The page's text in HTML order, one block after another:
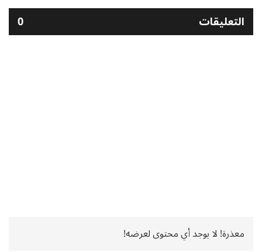
التعليقات 0
معذرة! لا يوجد أي محتوى لعرضه!